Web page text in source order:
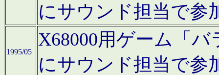
にサウンド担当で参
1995/05
X68000用ゲーム「
にサウンド担当で参